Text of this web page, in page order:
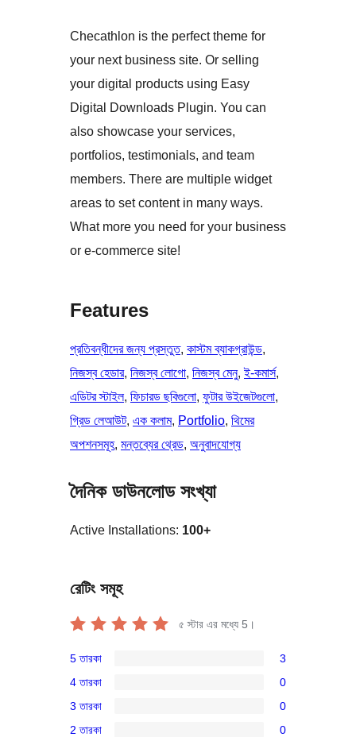
Checathlon is the perfect theme for
your next business site. Or selling
your digital products using Easy
Digital Downloads Plugin. You can
also showcase your services,
portfolios, testimonials, and team
members. There are multiple widget
areas to set content in many ways.
What more you need for your business
or e-commerce site!
Features
প্রতিবন্ধীদের জন্য প্রস্তুত, কাস্টম ব্যাকগ্রাউন্ড
নিজস্ব হেডার, নিজস্ব লোগো, নিজস্ব মেনু, ই-কমার্স
এডিটর স্টাইল, ফিচারড ছবিগুলো, ফুটার উইজেটগুলো
গ্রিড লেআউট, এক কলাম, Portfolio, থিমের
অপশনসমূহ, মন্তব্যের থ্রেড, অনুবাদযোগ্য
দৈনিক ডাউনলোড সংখ্যা
Active Installations: 100+
রেটিং সমূহ
৫ স্টার এর মধ্যে 5 ।
5-
স্টার
রিভিউ
5 তারকা 3
4-
স্টার
4 তারকা 0
3 তারকা 0
2 তারকা 0